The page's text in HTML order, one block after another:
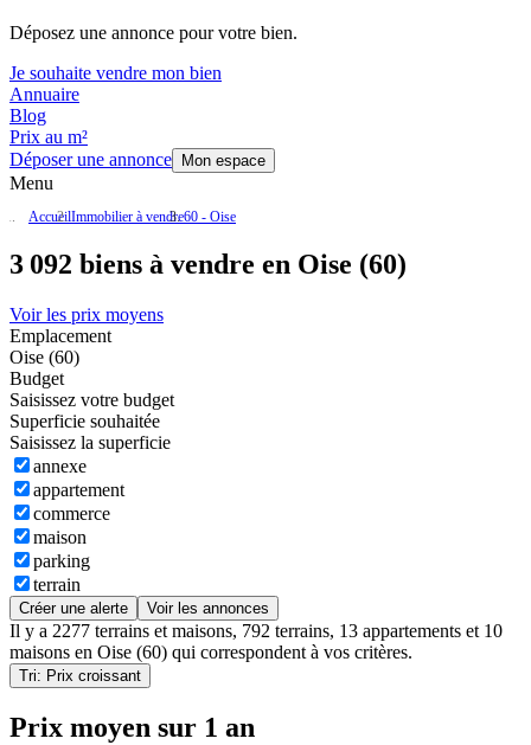
Déposez une annonce pour votre bien.
Je souhaite vendre mon bien
Annuaire
Blog
Prix au m²
Déposer une annonce
Mon espace
Menu
AccueilImmobilier à vendre60 - Oise
3 092 biens à vendre en Oise (60)
Voir les prix moyens
Emplacement
Oise (60)
Budget
Saisissez votre budget
Superficie souhaitée
Saisissez la superficie
annexe
appartement
commerce
maison
parking
terrain
Créer une alerte Voir les annonces
Il y a 2277 terrains et maisons, 792 terrains, 13 appartements et 10
maisons en Oise (60) qui correspondent à vos critères.
Tri: Prix croissant
Prix moyen sur 1 an